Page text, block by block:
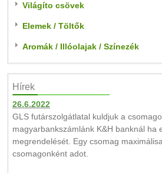
Világíto csövek
Elemek / Töltők
Aromák / Illóolajak / Színezék
Hírek
26.6.2022
GLS futárszolgátlatal kuldjuk a
magyarbankszámlánk K&H banknál ha
megrendelését. Egy csomag
csomagonként adot.